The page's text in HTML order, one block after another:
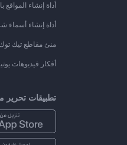
أداة إنشاء المواقع
أداة إنشاء أسماء
منئ مقاطع تيك
أفكار فيديوهات
تطبيقات تحرير